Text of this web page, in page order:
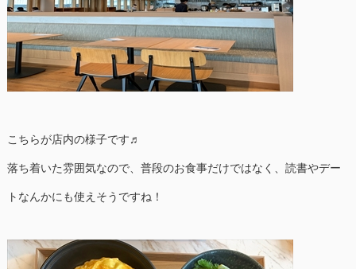
こちらが店内の様子です♬
落ち着いた雰囲気なので、普段のお食事だけではなく、読書やデー
トなんかにも使えそうですね！